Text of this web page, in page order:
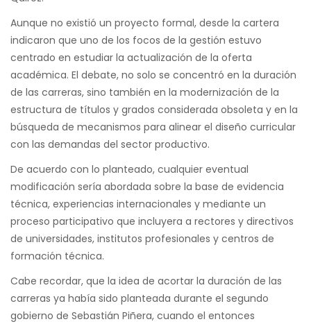
Aunque no existió un proyecto formal, desde la cartera
indicaron que uno de los focos de la gestión estuvo
centrado en estudiar la actualización de la oferta
académica. El debate, no solo se concentró en la duración
de las carreras, sino también en la modernización de la
estructura de títulos y grados considerada obsoleta y en la
búsqueda de mecanismos para alinear el diseño curricular
con las demandas del sector productivo.
De acuerdo con lo planteado, cualquier eventual
modificación sería abordada sobre la base de evidencia
técnica, experiencias internacionales y mediante un
proceso participativo que incluyera a rectores y directivos
de universidades, institutos profesionales y centros de
formación técnica.
Cabe recordar, que la idea de acortar la duración de las
carreras ya había sido planteada durante el segundo
gobierno de Sebastián Piñera, cuando el entonces